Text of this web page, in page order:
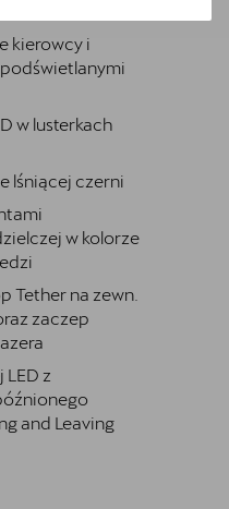
i skrzynią biegów
kierowcy i
w lusterkach
lśniącej czerni
w kolorze
Tether na zewn.
zaczep
LED z
and Leaving